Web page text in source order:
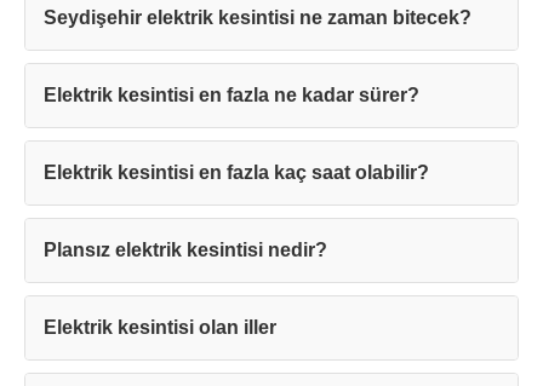
Seydişehir elektrik kesintisi ne zaman bitecek?
Elektrik kesintisi en fazla ne kadar sürer?
Elektrik kesintisi en fazla kaç saat olabilir?
Plansız elektrik kesintisi nedir?
Elektrik kesintisi olan iller
Teşekkürler!
sürede sizinle iletişime geçilecektir.
Kapat